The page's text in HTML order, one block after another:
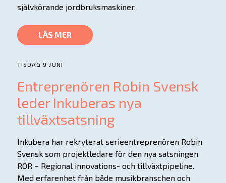
självkörande jordbruksmaskiner.
LÄS MER
TISDAG 9 JUNI
Entreprenören Robin Svensk
leder Inkuberas nya
tillväxtsatsning
Inkubera har rekryterat serieentreprenören Robin
Svensk som projektledare för den nya satsningen
RÖR – Regional innovations- och tillväxtpipeline.
Med erfarenhet från både musikbranschen och